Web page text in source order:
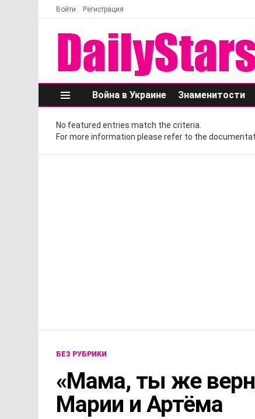
Войти Регистрация
Меню
Война в Украине Знаменитости
No featured entries match the criteria.
For more information please refer to the
БЕЗ РУБРИКИ
«Мама, ты же
Марии и Артёма